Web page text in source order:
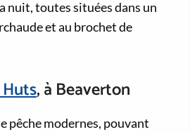
nuit, toutes situées dans un
et au brochet de
, à Beaverton
pêche modernes, pouvant